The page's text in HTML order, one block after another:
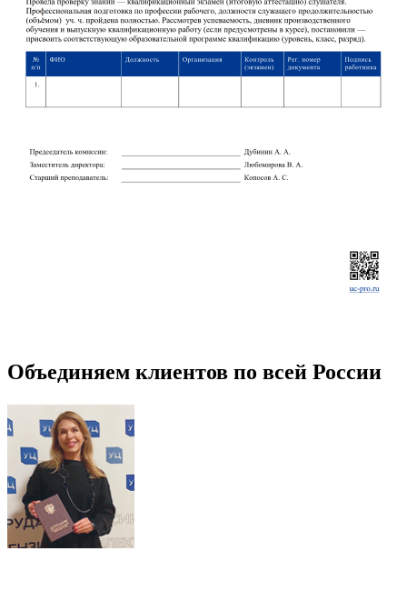
Объединяем клиентов по всей России